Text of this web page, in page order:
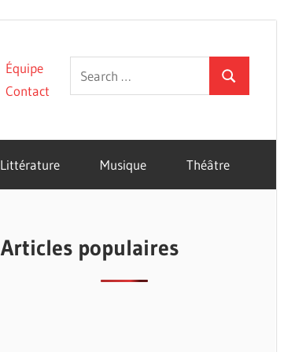
Search
for:
Search
Équipe
Contact
Littérature Musique Théâtre
Articles populaires